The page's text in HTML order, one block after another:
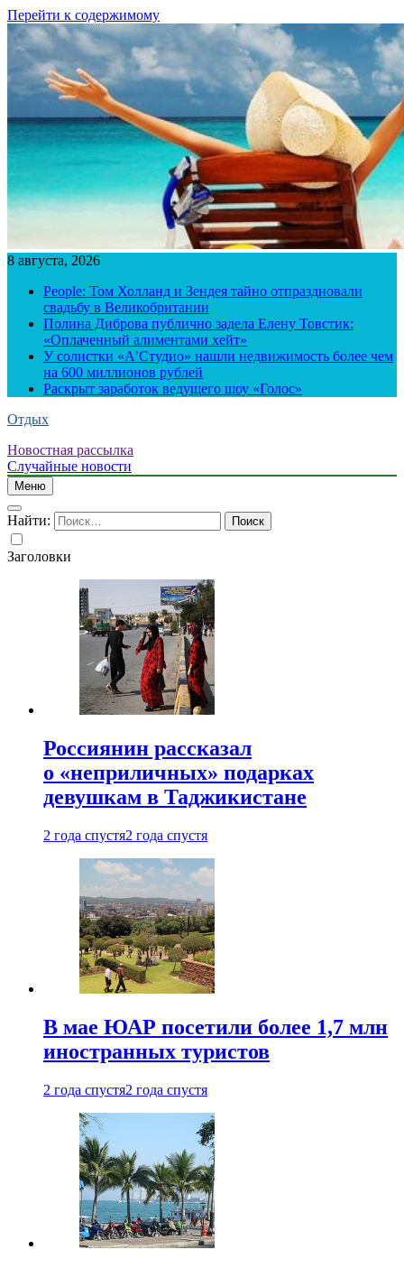
Перейти к содержимому
8 августа, 2026
People: Том Холланд и Зендея тайно отпраздновали
свадьбу в Великобритании
Полина Диброва публично задела Елену Товстик:
«Оплаченный алиментами хейт»
У солистки «А’Студио» нашли недвижимость более чем
на 600 миллионов рублей
Раскрыт заработок ведущего шоу «Голос»
Отдых
Новостная рассылка
Случайные новости
Меню
Найти:
Заголовки
Россиянин рассказал
о «неприличных» подарках
девушкам в Таджикистане
2 года спустя2 года спустя
В мае ЮАР посетили более 1,7 млн
иностранных туристов
2 года спустя2 года спустя